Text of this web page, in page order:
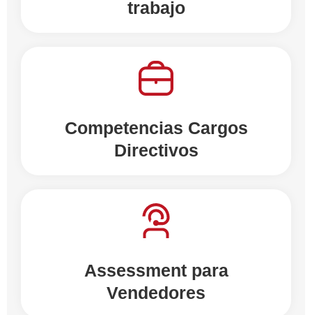
trabajo
Competencias Cargos
Directivos
Assessment para
Vendedores